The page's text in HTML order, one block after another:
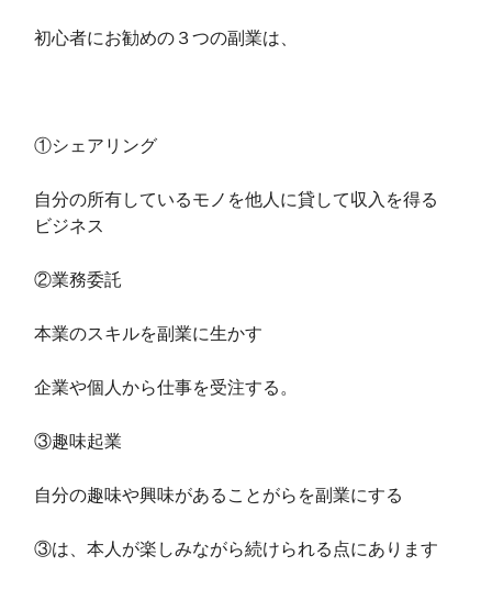
初心者にお勧めの３つの副業は、
①シェアリング
自分の所有しているモノを他人に貸して収入を得る
ビジネス
②業務委託
本業のスキルを副業に生かす
企業や個人から仕事を受注する。
③趣味起業
自分の趣味や興味があることがらを副業にする
③は、本人が楽しみながら続けられる点にあります